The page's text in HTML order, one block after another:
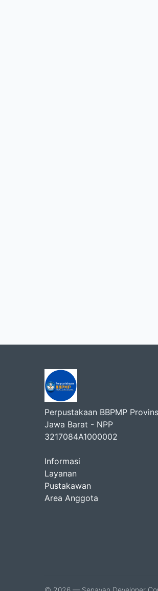
Perpustakaan BBPMP
Jawa Barat - NPP
3217084A1000002
Informasi
Layanan
Pustakawan
Area Anggota